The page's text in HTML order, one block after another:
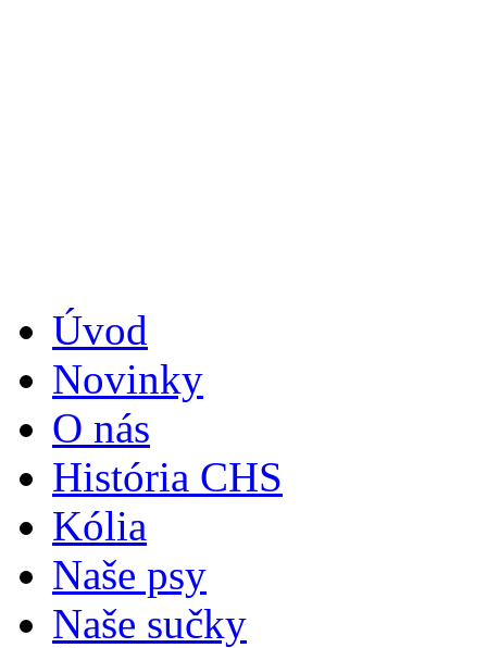
Úvod
Novinky
O nás
História CHS
Kólia
Naše psy
Naše sučky